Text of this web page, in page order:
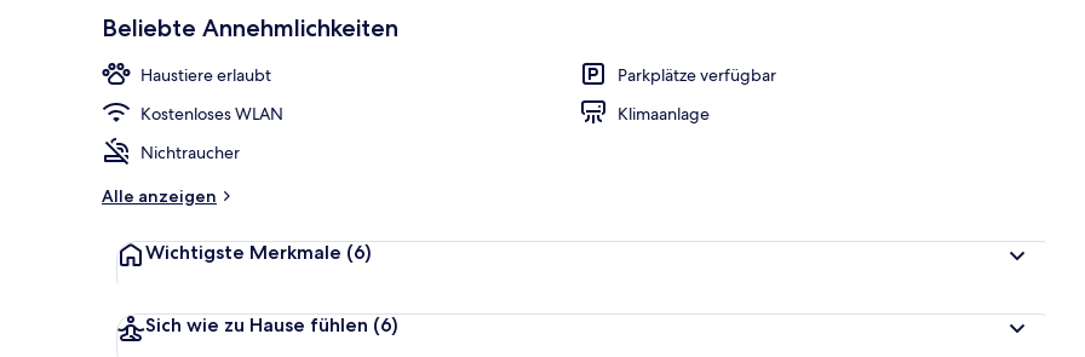
Doppelzimmer mit Klima | Allergikerbettwaren, Schreibtisch, laptopgeeigneter Arbeitsplatz
Beliebte Annehmlichkeiten
Haustiere erlaubt
Parkplätze verfügbar
Kostenloses WLAN
Klimaanlage
Nichtraucher
Alle anzeigen
Wichtigste Merkmale (6)
Sich wie zu Hause fühlen (6)